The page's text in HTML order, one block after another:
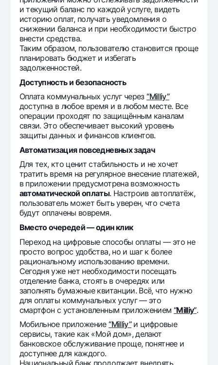
+998 78 148-00-101344
и текущий баланс по каждой услуге, видеть
историю оплат, получать уведомления о
снижении баланса и при необходимости быстро
внести средства.
Таким образом, пользователю становится проще
планировать бюджет и избегать
задолженностей.
Доступность и безопасность
Оплата коммунальных услуг через“Milliy”
доступна в любое время и в любом месте. Все
операции проходят по защищённым каналам
связи. Это обеспечивает высокий уровень
защиты данных и финансов клиентов.
Автоматизация повседневных задач
Для тех, кто ценит стабильность и не хочет
тратить время на регулярное внесение платежей,
в приложении предусмотрена возможность
автоматической оплаты. Настроив автоплатёж,
пользователь может быть уверен, что счета
будут оплачены вовремя.
Вместо очередей — один клик
Переход на цифровые способы оплаты — это не
просто вопрос удобства, но и шаг к более
рациональному использованию времени.
Сегодня уже нет необходимости посещать
отделение банка, стоять в очередях или
заполнять бумажные квитанции. Всё, что нужно
для оплаты коммунальных услуг — это
смартфон с установленным приложением “Milliy”.
Мобильное приложение“Milliy”и цифровые
сервисы, такие как «Мой дом», делают
банковское обслуживание проще, понятнее и
доступнее для каждого.